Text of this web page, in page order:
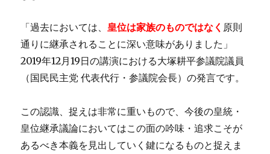
の
天
皇・
皇
位
継
論
1
後
半
「過去においては、皇位は家族のものではなく 原則
通りに継承されることに深い意味がありました」
2019年12月19日の講演における大塚耕平参議院議員
（国民民主党 代表代行・参議院会長）の発言です。
この認識、捉えは非常に重いもので、今後の皇統・
皇位継承議論においてはこの面の吟味・追求こそが
あるべき本義を見出していく鍵になるものと捉えま